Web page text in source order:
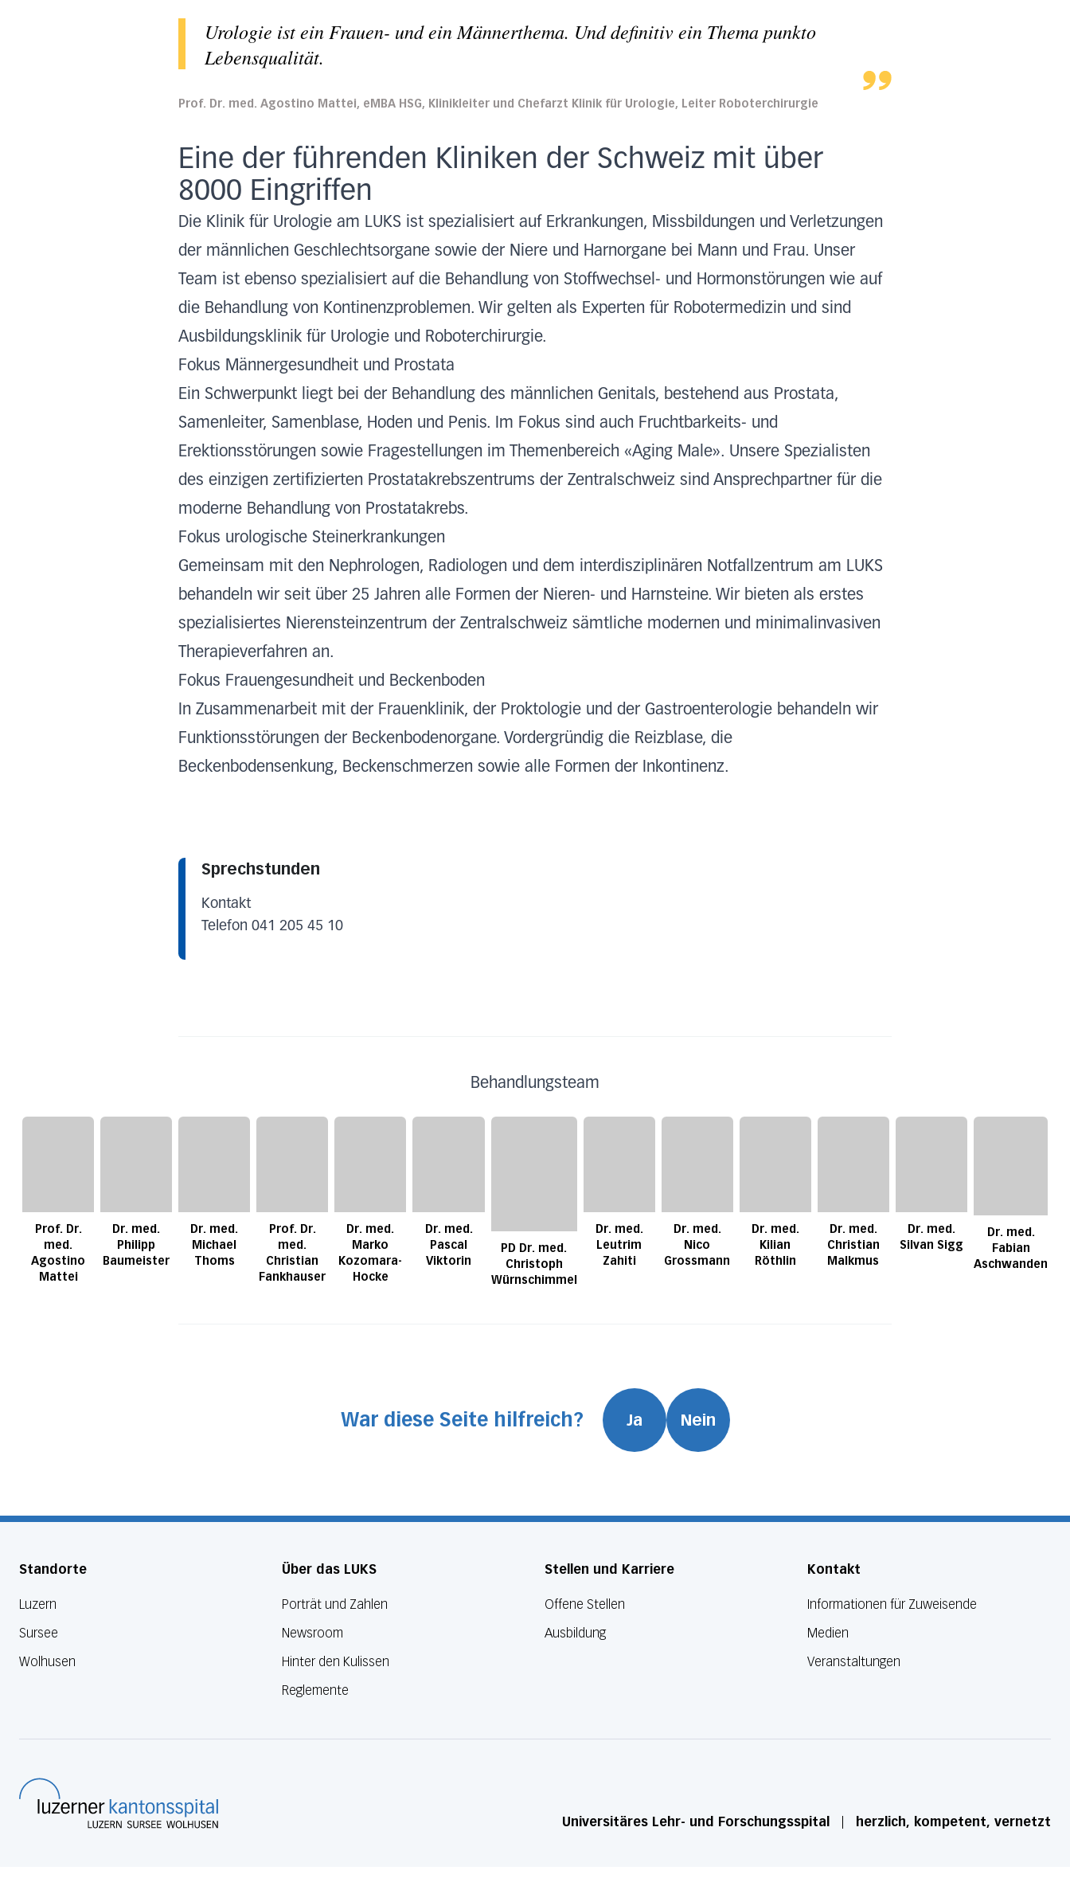
Urologie ist ein Frauen- und ein Männerthema. Und definitiv ein Thema punkto
Lebensqualität.
Prof. Dr. med. Agostino Mattei, eMBA HSG, Klinikleiter und Chefarzt Klinik für Urologie, Leiter Roboterchirurgie
Eine der führenden Kliniken der Schweiz mit über
8000 Eingriffen
Die Klinik für Urologie am LUKS ist spezialisiert auf Erkrankungen, Missbildungen und Verletzungen
der männlichen Geschlechtsorgane sowie der Niere und Harnorgane bei Mann und Frau. Unser
Team ist ebenso spezialisiert auf die Behandlung von Stoffwechsel- und Hormonstörungen wie auf
die Behandlung von Kontinenzproblemen. Wir gelten als Experten für Robotermedizin und sind
Ausbildungsklinik für Urologie und Roboterchirurgie.
Fokus Männergesundheit und Prostata
Ein Schwerpunkt liegt bei der Behandlung des männlichen Genitals, bestehend aus Prostata,
Samenleiter, Samenblase, Hoden und Penis. Im Fokus sind auch Fruchtbarkeits- und
Erektionsstörungen sowie Fragestellungen im Themenbereich «Aging Male». Unsere Spezialisten
des einzigen zertifizierten Prostatakrebszentrums der Zentralschweiz sind Ansprechpartner für die
moderne Behandlung von Prostatakrebs.
Fokus urologische Steinerkrankungen
Gemeinsam mit den Nephrologen, Radiologen und dem interdisziplinären Notfallzentrum am LUKS
behandeln wir seit über 25 Jahren alle Formen der Nieren- und Harnsteine. Wir bieten als erstes
spezialisiertes Nierensteinzentrum der Zentralschweiz sämtliche modernen und minimalinvasiven
Therapieverfahren an.
Fokus Frauengesundheit und Beckenboden
In Zusammenarbeit mit der Frauenklinik, der Proktologie und der Gastroenterologie behandeln wir
Funktionsstörungen der Beckenbodenorgane. Vordergründig die Reizblase, die
Beckenbodensenkung, Beckenschmerzen sowie alle Formen der Inkontinenz.
Sprechstunden
Kontakt
Telefon 041 205 45 10
Behandlungsteam
Prof. Dr.
med.
Agostino
Mattei
Dr. med.
Philipp
Baumeister
Dr. med.
Michael
Thoms
Prof. Dr.
med.
Christian
Fankhauser
Dr. med.
Marko
Kozomara-
Hocke
Dr. med.
Pascal
Viktorin
PD Dr. med.
Christoph
Würnschimmel
Dr. med.
Leutrim
Zahiti
Dr. med.
Nico
Grossmann
Dr. med.
Kilian
Röthlin
Dr. med.
Christian
Malkmus
Dr. med.
Silvan Sigg
Dr. med.
Fabian
Aschwanden
War diese Seite hilfreich? Ja Nein
Standorte
Luzern
Sursee
Wolhusen
Über das LUKS
Porträt und Zahlen
Newsroom
Hinter den Kulissen
Reglemente
Stellen und Karriere
Offene Stellen
Ausbildung
Kontakt
Informationen für Zuweisende
Medien
Veranstaltungen
Universitäres Lehr- und Forschungsspital herzlich, kompetent, vernetzt